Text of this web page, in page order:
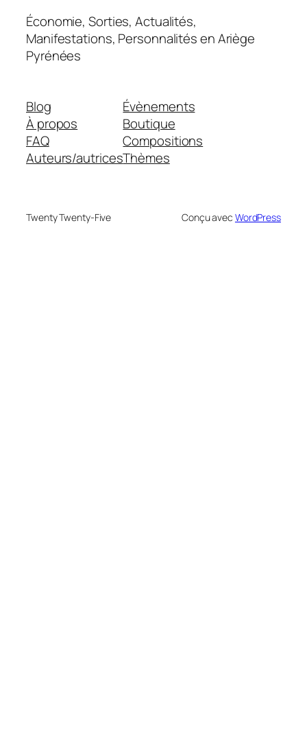
Économie, Sorties, Actualités,
Manifestations, Personnalités en Ariège
Pyrénées
Blog
À propos
FAQ
Auteurs/autrices
Évènements
Boutique
Compositions
Thèmes
Twenty Twenty-Five Conçu avec WordPress